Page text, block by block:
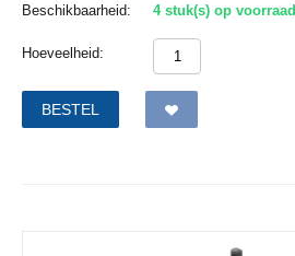
Beschikbaarheid:
4 stuk(s) op voorraad
Hoeveelheid:
BESTEL